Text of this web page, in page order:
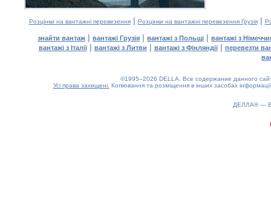
Розцінки на вантажні перевезення| Розцінки на вантажні перевезення Грузія|
знайти вантаж | вантажі Грузія | вантажі з Польщі | вантажі з
вантажі з Італії| вантажі з Литви | вантажі з Фінляндії| перевезти
©1995–2026 DELLA. Все содержание данного
Усі права захищені. Копіювання та розміщення в інших засобах
ДЕЛЛА® —